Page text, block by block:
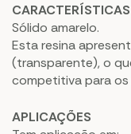
CARACTERÍSTICAS
Sólido amarelo.
Esta resina
(transparente), o
competitiva para
APLICAÇÕES